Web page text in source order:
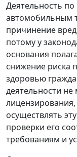
Деятельность
автомобильным
причинение
потому у
основания
снижение риска
здоровью
деятельности не
осуществлять
проверки его
требованиям и